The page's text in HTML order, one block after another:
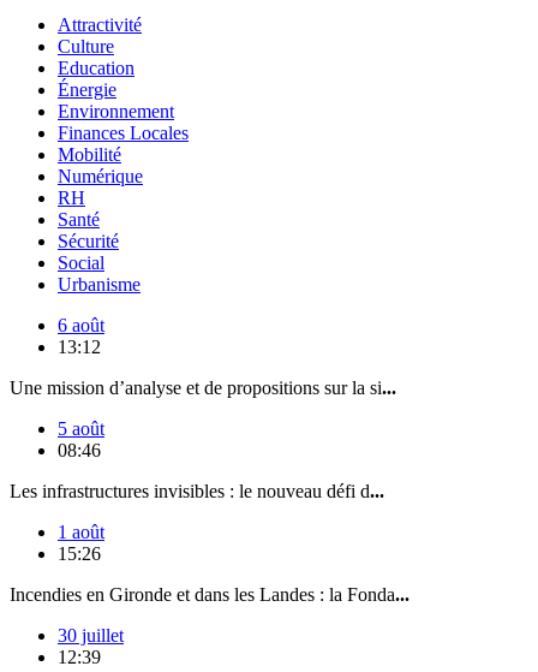
Attractivité
Culture
Education
Énergie
Environnement
Finances Locales
Mobilité
Numérique
RH
Santé
Sécurité
Social
Urbanisme
6 août
13:12
Une mission d’analyse et de propositions sur la si...
5 août
08:46
Les infrastructures invisibles : le nouveau défi d...
1 août
15:26
Incendies en Gironde et dans les Landes : la Fonda...
30 juillet
12:39